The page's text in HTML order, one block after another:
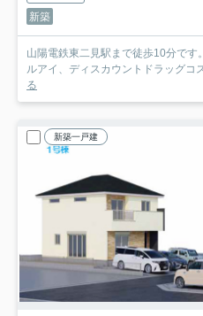
新築
山陽電鉄東二見駅まで徒歩10分です
ルアイ、ディスカウントドラッグコ
る
新築一戸建